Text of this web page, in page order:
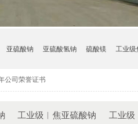
亚硫酸钠 亚硫酸氢钠 硫酸镁 工业
公司荣誉证书
工业级︱焦亚硫酸钠
工业